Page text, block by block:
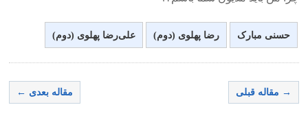
حسنی مبارک رضا پهلوی (دوم) علی‌رضا پهلوی (دوم)
→ مقاله قبلی مقاله بعدی ←